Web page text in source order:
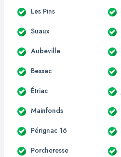
Les Pins
Suaux
Aubeville
Bessac
Étriac
Mainfonds
Pérignac 16
Porcheresse